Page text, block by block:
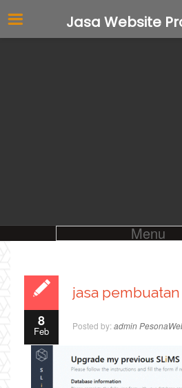
Menu
8
Feb
jasa
Posted by: admin
Jasa Website